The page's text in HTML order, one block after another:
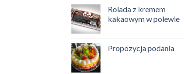
Rolada z kremem
kakaowym w polewie
Propozycja podania